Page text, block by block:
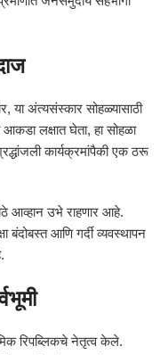
या अंत्यसंस्कार सोहळ्यासाठी
लक्षात घेता, हा सोहळा
कार्यक्रमांपैकी एक ठरू
आव्हान उभे राहणार आहे.
बंदोबस्त आणि गर्दी व्यवस्थापन
रिपब्लिकचे नेतृत्व केले.